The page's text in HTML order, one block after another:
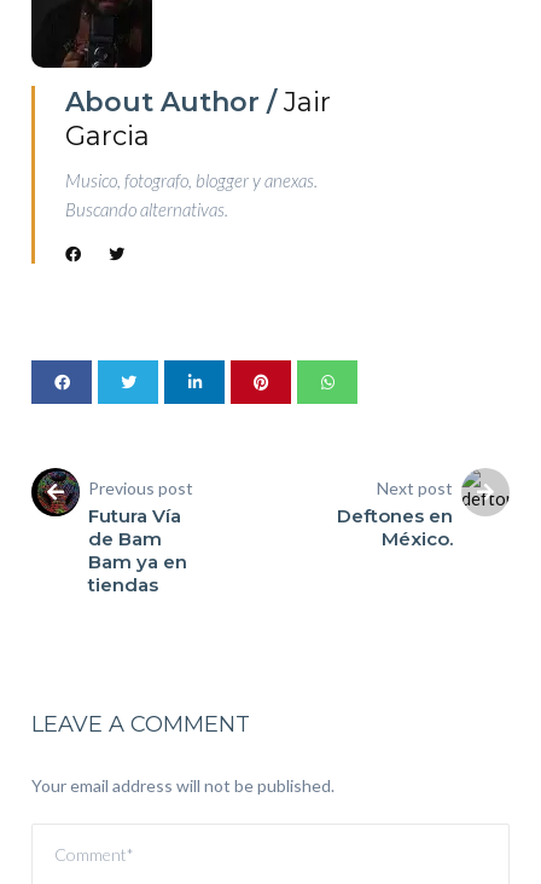
About Author /Jair
Garcia
Musico, fotografo, blogger y anexas.
Buscando alternativas.
Previous post
Futura Vía
de Bam
Bam ya en
Next post
Deftones en
México.
LEAVE A COMMENT
Your email address will not be published.